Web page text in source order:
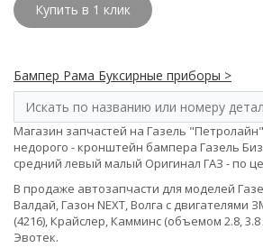
Купить в 1 клик
Бампер Рама Буксирные приборы >
Магазин запчастей на Газель
недорого - кронштейн бампера Газель
средний левый малый Оригинал ГАЗ - по
В продаже автозапчасти для моделей
Валдай, Газон NEXT, Волга с двигателями
(4216), Крайслер, Камминс (объемом 2.8,
Эвотек.